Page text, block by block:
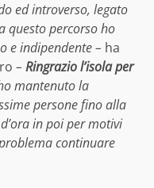
ed introverso, legato
questo percorso ho
e indipendente– ha
– Ringrazio l’isola per
mantenuto la
persone fino alla
in poi per motivi
continuare